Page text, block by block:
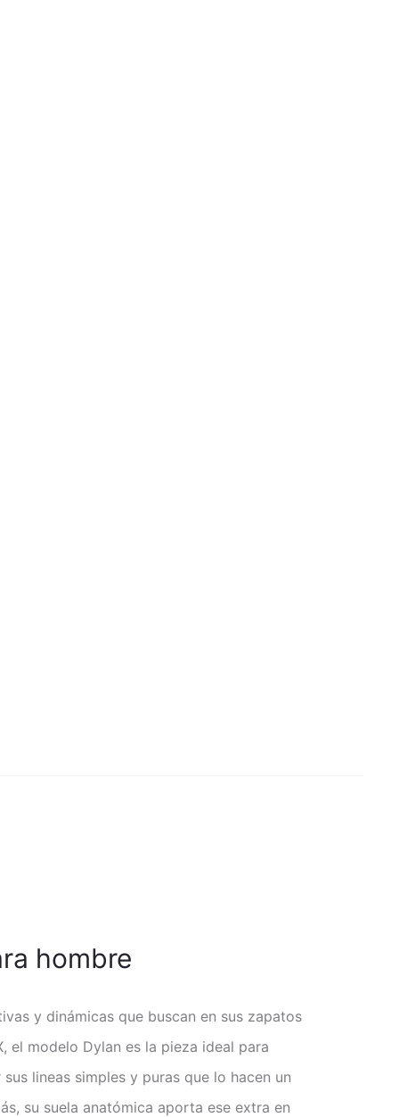
hombre
y dinámicas que buscan en sus zapatos
el modelo Dylan es la pieza ideal para
lineas simples y puras que lo hacen un
su suela anatómica aporta ese extra en